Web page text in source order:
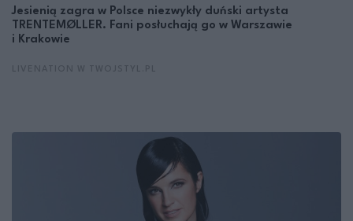
Jesienią zagra w Polsce niezwykły duński artysta
TRENTEMØLLER. Fani posłuchają go w Warszawie
i Krakowie